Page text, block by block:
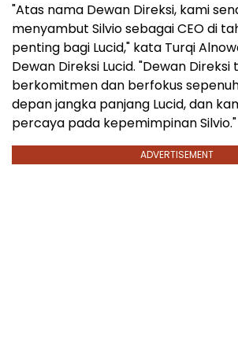
"Atas nama Dewan Direksi, kami
menyambut Silvio sebagai CEO di
penting bagi Lucid," kata Turqi
Dewan Direksi Lucid. "Dewan
berkomitmen dan berfokus
depan jangka panjang Lucid, dan
percaya pada kepemimpinan Silvio."
ADVERTISEMENT